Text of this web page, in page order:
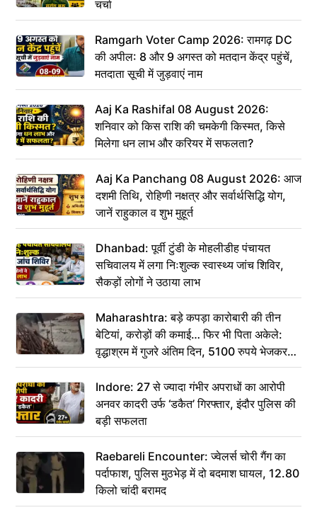
चर्चा
Ramgarh Voter Camp 2026: रामगढ़ DC
की अपील: 8 और 9 अगस्त को मतदान केंद्र पहुंचें,
मतदाता सूची में जुड़वाएं नाम
Aaj Ka Rashifal 08 August 2026:
शनिवार को किस राशि की चमकेगी किस्मत, किसे
मिलेगा धन लाभ और करियर में सफलता?
Aaj Ka Panchang 08 August 2026: आज
दशमी तिथि, रोहिणी नक्षत्र और सर्वार्थसिद्धि योग,
जानें राहुकाल व शुभ मुहूर्त
Dhanbad: पूर्वी टुंडी के मोहलीडीह पंचायत
सचिवालय में लगा निःशुल्क स्वास्थ्य जांच शिविर,
सैकड़ों लोगों ने उठाया लाभ
Maharashtra: बड़े कपड़ा कारोबारी की तीन
बेटियां, करोड़ों की कमाई… फिर भी पिता अकेले:
वृद्धाश्रम में गुजरे अंतिम दिन, 5100 रुपये भेजकर
कहा– अंतिम संस्कार कर दीजिए हम नहीं आ पाएंगे
Indore: 27 से ज्यादा गंभीर अपराधों का आरोपी
अनवर कादरी उर्फ ‘डकैत’ गिरफ्तार, इंदौर पुलिस की
बड़ी सफलता
Raebareli Encounter: ज्वेलर्स चोरी गैंग का
पर्दाफाश, पुलिस मुठभेड़ में दो बदमाश घायल, 12.80
किलो चांदी बरामद